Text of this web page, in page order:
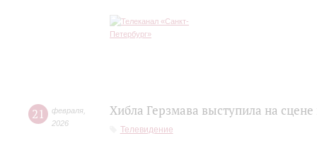
21 февраля
2026
Хибла Герзмава выступила на
Телевидение